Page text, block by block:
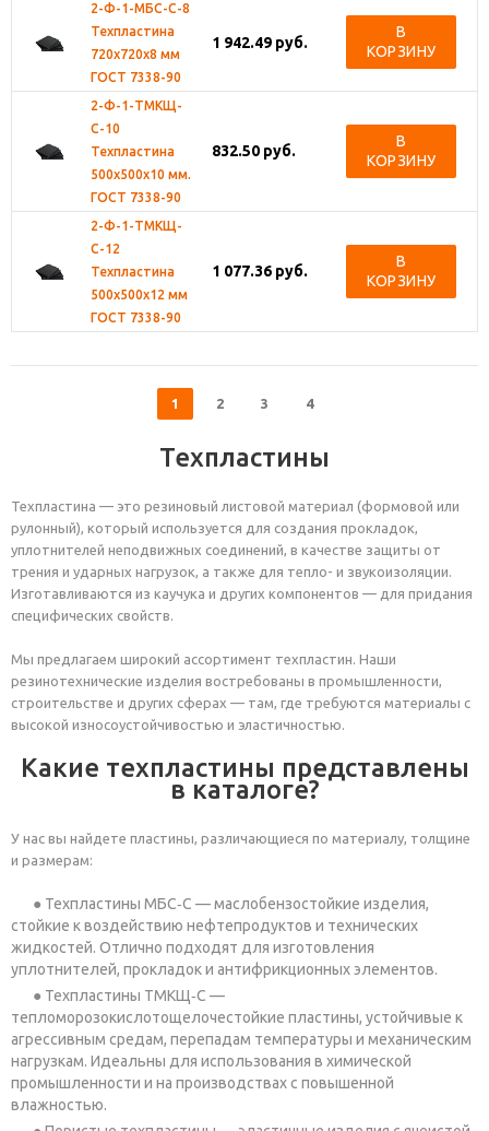
2-Ф-1-МБС-С-8
Техпластина
720х720х8 мм
ГОСТ 7338-90
1 942.49 руб.
В
КОРЗИНУ
2-Ф-1-ТМКЩ-
С-10
Техпластина
500х500х10 мм.
ГОСТ 7338-90
832.50 руб.
В
КОРЗИНУ
2-Ф-1-ТМКЩ-
С-12
Техпластина
500х500х12 мм
ГОСТ 7338-90
1 077.36 руб.
В
КОРЗИНУ
1 2 3 4
Техпластины
Техпластина — это резиновый листовой материал (формовой или
рулонный), который используется для создания прокладок,
уплотнителей неподвижных соединений, в качестве защиты от
трения и ударных нагрузок, а также для тепло- и звукоизоляции.
Изготавливаются из каучука и других компонентов — для придания
специфических свойств.
Мы предлагаем широкий ассортимент техпластин. Наши
резинотехнические изделия востребованы в промышленности,
строительстве и других сферах — там, где требуются материалы с
высокой износоустойчивостью и эластичностью.
Какие техпластины представлены
в каталоге?
У нас вы найдете пластины, различающиеся по материалу, толщине
и размерам:
Техпластины МБС‑С — маслобензостойкие изделия,
стойкие к воздействию нефтепродуктов и технических
жидкостей. Отлично подходят для изготовления
уплотнителей, прокладок и антифрикционных элементов.
Техпластины ТМКЩ‑С —
тепломорозокислотощелочестойкие пластины, устойчивые к
агрессивным средам, перепадам температуры и механическим
нагрузкам. Идеальны для использования в химической
промышленности и на производствах с повышенной
влажностью.